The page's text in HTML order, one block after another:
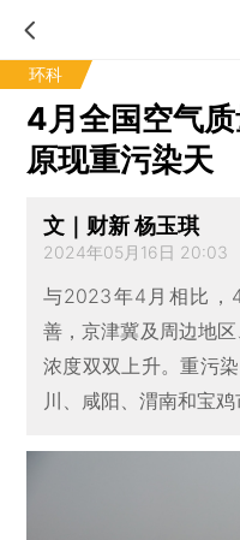
环科
4月全国空气
原现重污染天
文｜财新 杨玉琪
2024年05月16日 20:03
与2023年4月相比，
善，京津冀及周边地
浓度双双上升。重污
川、咸阳、渭南和宝鸡